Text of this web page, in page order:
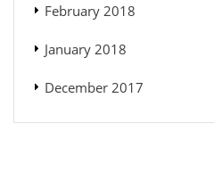
February 2018
January 2018
December 2017